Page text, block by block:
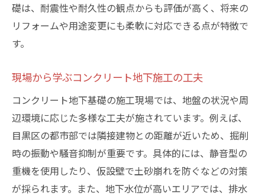
礎は、耐震性や耐久性の観点からも評価が高く、将来の
リフォームや用途変更にも柔軟に対応できる点が特徴で
す。
現場から学ぶコンクリート地下施工の工夫
コンクリート地下基礎の施工現場では、地盤の状況や周
辺環境に応じた多様な工夫が施されています。例えば、
目黒区の都市部では隣接建物との距離が近いため、掘削
時の振動や騒音抑制が重要です。具体的には、静音型の
重機を使用したり、仮設壁で土砂崩れを防ぐなどの対策
が採られます。また、地下水位が高いエリアでは、排水